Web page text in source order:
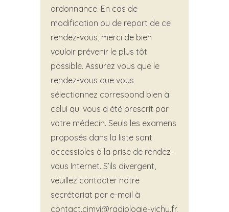
ordonnance. En cas de
modification ou de report de ce
rendez-vous, merci de bien
vouloir prévenir le plus tôt
possible. Assurez vous que le
rendez-vous que vous
sélectionnez correspond bien à
celui qui vous a été prescrit par
votre médecin. Seuls les examens
proposés dans la liste sont
accessibles à la prise de rendez-
vous Internet. S’ils divergent,
veuillez contacter notre
secrétariat par e-mail à
contact.cimvi@radiologie-vichy.fr.